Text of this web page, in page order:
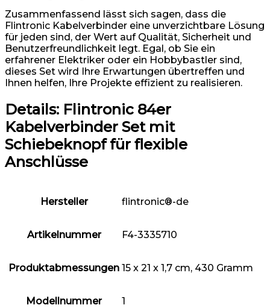
Zusammenfassend lässt sich sagen, dass die
Flintronic Kabelverbinder eine unverzichtbare Lösung
für jeden sind, der Wert auf Qualität, Sicherheit und
Benutzerfreundlichkeit legt. Egal, ob Sie ein
erfahrener Elektriker oder ein Hobbybastler sind,
dieses Set wird Ihre Erwartungen übertreffen und
Ihnen helfen, Ihre Projekte effizient zu realisieren.
Details: Flintronic 84er
Kabelverbinder Set mit
Schiebeknopf für flexible
Anschlüsse
Hersteller ‎flintronic®-de
Artikelnummer ‎F4-3335710
Produktabmessungen ‎15 x 21 x 1,7 cm, 430 Gramm
Modellnummer ‎1